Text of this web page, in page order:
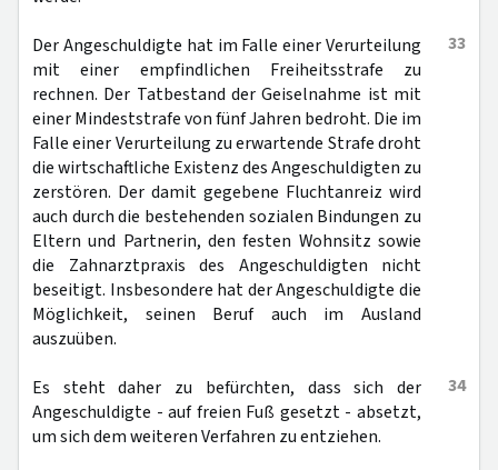
33
Der Angeschuldigte hat im Falle einer Verurteilung
mit einer empfindlichen Freiheitsstrafe zu
rechnen. Der Tatbestand der Geiselnahme ist mit
einer Mindeststrafe von fünf Jahren bedroht. Die im
Falle einer Verurteilung zu erwartende Strafe droht
die wirtschaftliche Existenz des Angeschuldigten zu
zerstören. Der damit gegebene Fluchtanreiz wird
auch durch die bestehenden sozialen Bindungen zu
Eltern und Partnerin, den festen Wohnsitz sowie
die Zahnarztpraxis des Angeschuldigten nicht
beseitigt. Insbesondere hat der Angeschuldigte die
Möglichkeit, seinen Beruf auch im Ausland
auszuüben.
34
Es steht daher zu befürchten, dass sich der
Angeschuldigte - auf freien Fuß gesetzt - absetzt,
um sich dem weiteren Verfahren zu entziehen.